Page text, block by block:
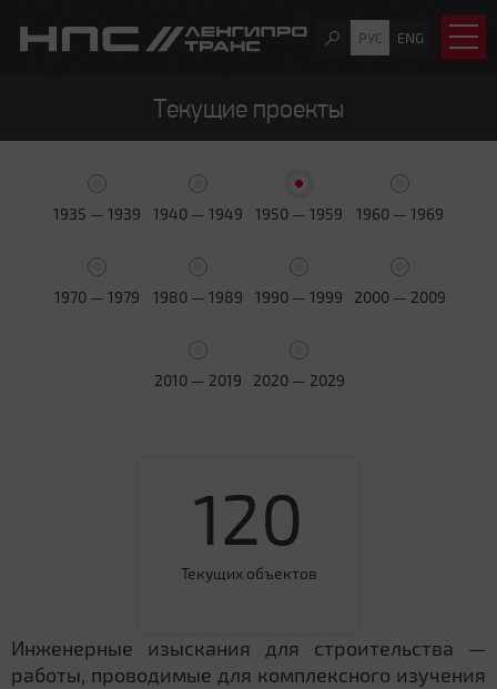
РУС ENG
Текущие проекты
1935 — 1939 1940 — 1949 1950 — 1959 1960 — 1969
1970 — 1979 1980 — 1989 1990 — 1999 2000 — 2009
2010 — 2019 2020 — 2029
120
Текущих объектов
Инженерные изыскания для строительства —
работы, проводимые для комплексного изучения